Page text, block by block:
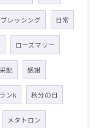
ブレッシング 日常
ローズマリー
配 感謝
ンk 秋分の日
メタトロン